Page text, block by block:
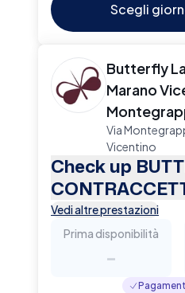
Scegli
Butterfly
Marano
Via
Vicentino
Check up
Vedi altre prestazioni
Prima disponibilità
-